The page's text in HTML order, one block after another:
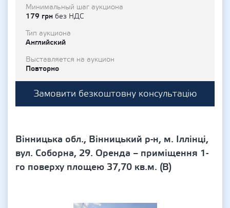
Минимальный шаг аукциона
179 грн без НДС
Тип аукциона
Английский
Выставляется на аукцион
Повторно
Замовити безкоштовну консультацію
Вінницька обл., Вінницький р-н, м. Іллінці,
вул. Соборна, 29. Оренда – приміщення 1-
го поверху площею 37,70 кв.м. (В)